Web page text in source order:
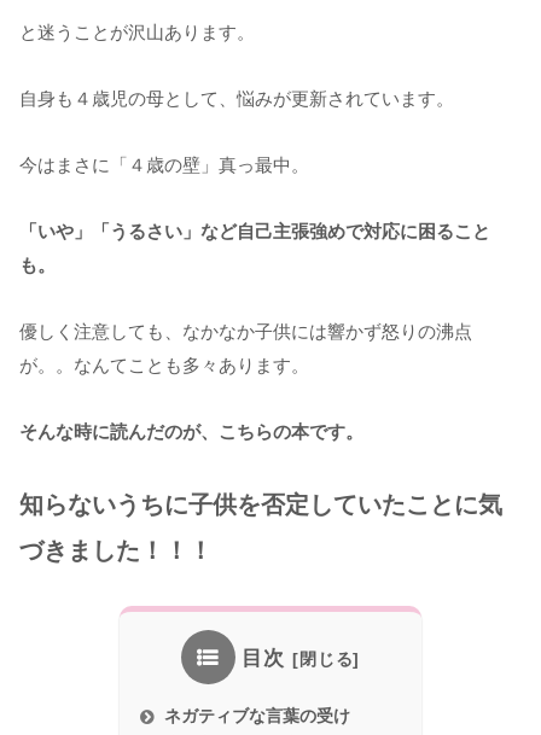
と迷うことが沢山あります。
自身も４歳児の母として、悩みが更新されています。
今はまさに「４歳の壁」真っ最中。
「いや」「うるさい」など自己主張強めで対応に困ること
も。
優しく注意しても、なかなか子供には響かず怒りの沸点
が。。なんてことも多々あります。
そんな時に読んだのが、こちらの本です。
知らないうちに子供を否定していたことに気
づきました！！！
目次
ネガティブな言葉の受け